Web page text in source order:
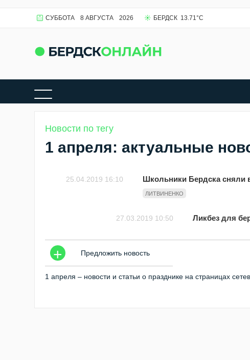
СУББОТА 8 АВГУСТА 2026 БЕРДСК 13.71°C
Новости по тегу
1 апреля: актуальные
25.04.2019 16:10 Школьники Бердска сняли
ЛИТВИНЕНКО
27.03.2019 10:50 Ликбез для
+ Предложить новость
1 апреля – новости и статьи о празднике на страницах